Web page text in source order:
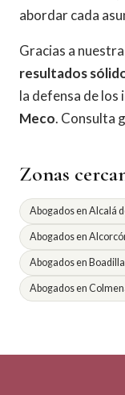
abordar cada
Gracias a
resultados
la defensa de los
Meco. Consulta
Zonas
Abogados en Alcalá
Abogados en
Abogados en
Abogados en